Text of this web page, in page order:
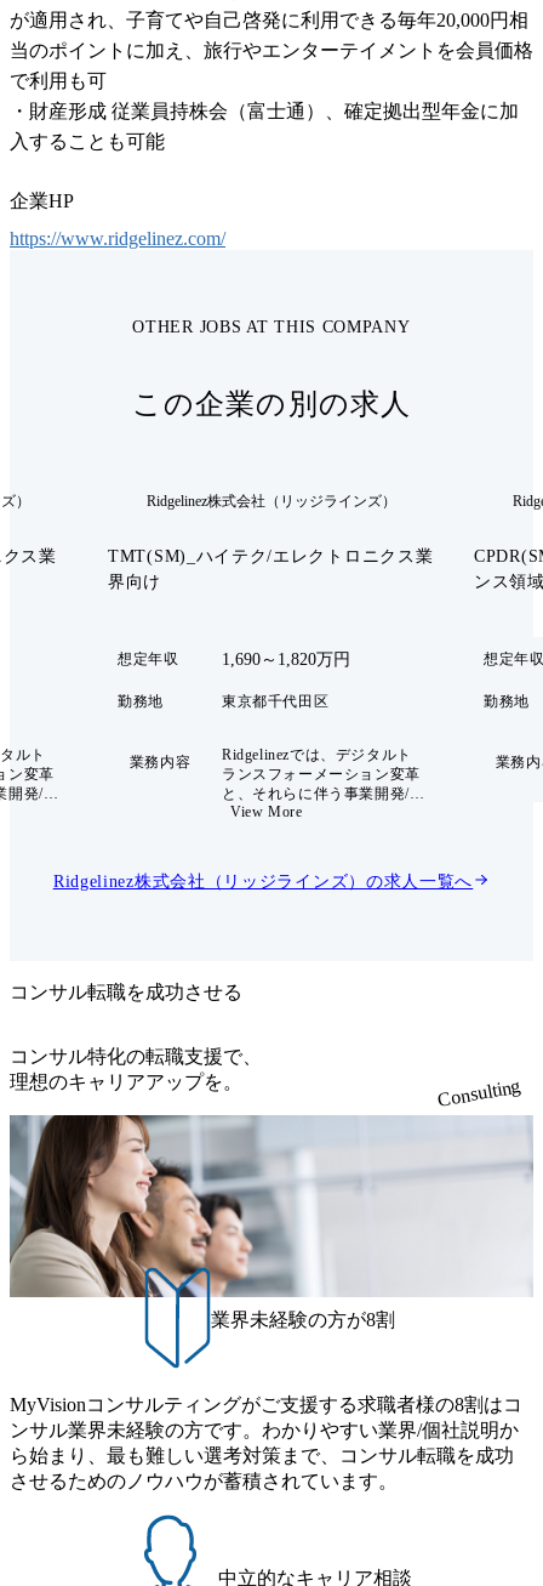
が適用され、子育てや自己啓発に利用できる毎年20,000円相
当のポイントに加え、旅行やエンターテイメントを会員価格
で利用も可
・財産形成 従業員持株会（富士通）、確定拠出型年金に加
入することも可能
企業HP
https://www.ridgelinez.com/
OTHER JOBS AT THIS COMPANY
この企業の別の求人
）
ス業
ルト
ン変革
開発/新
し、国
を持つ
貢献し
&
ハイテ
題やニ
識、
や解
援ま
提供し
ルティ
ロジェ
として
、通
スク
づくり
) ・大
カー
Ridgelinez株式会社（リッジラインズ）
TMT(SM)_ハイテク/エレクトロニクス業
界向け
想定年収 1,690～1,820万円
勤務地 東京都千代田区
業務内容
Ridgelinezでは、デジタルト
ランスフォーメーション変革
と、それらに伴う事業開発/新
規事業創出、組織・プロセ
サルティング案件に対し、国
内外の様々な専門領域を持つ
イアントの事業変革に貢献し
Tech Industry & Innovation) ・
ハイテク、エレクトロニクス
業界のお客様の様々な経営課
知識、経験を活かし、事業戦
援まで、幅広いサービスを提
供します。 ●個人に期待する
役割やミッション ・コンサル
ティングプロジェクトへプロ
ジェクトリーダー/メンバーと
しての参画/推進 ・ハイテ
ク、通信、メディア、などの
業界におけるコンサルティン
グ提案活動への参画/推進 ・
フォースなど事業/組織づくり
の活動への参画/推進 ●具体的
なPJ例(業界及びテーマ) ・大
手エレクトロニクスメーカー
全社DX変革推進支援 ・大手
エレクトロニクスメーカー 業
略立案実行支援 etc... ●人材育
View More
ンス領
想定年
勤務地
業務
Ridgelinez株式会社（リッジラインズ） の求人一覧へ
コンサル転職を成功させる
コンサル特化の転職支援で、
理想のキャリアアップを。
Consulting
業界未経験の方が8割
MyVisionコンサルティングがご支援する求職者様の8割はコ
ンサル業界未経験の方です。わかりやすい業界/個社説明か
ら始まり、最も難しい選考対策まで、コンサル転職を成功
させるためのノウハウが蓄積されています。
中立的なキャリア相談